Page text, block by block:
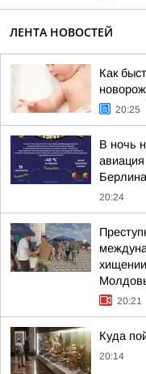
ЛЕНТА НОВОСТЕЙ
Как
20:25
В ночь
Берлина
20:24
20:21
Куда
20:14